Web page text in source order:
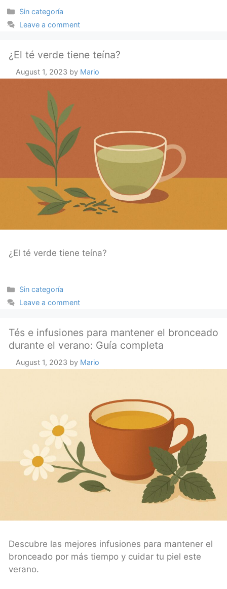
Categories
Sin categoría
Leave a comment
¿El té verde tiene teína?
August 1, 2023 by Mario
¿El té verde tiene teína?
Categories
Sin categoría
Leave a comment
Tés e infusiones para mantener el bronceado
durante el verano: Guía completa
August 1, 2023 by Mario
Descubre las mejores infusiones para mantener el
bronceado por más tiempo y cuidar tu piel este
verano.